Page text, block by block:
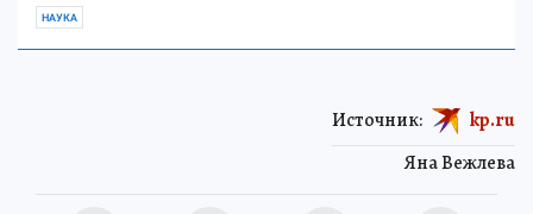
НАУКА
Яна Вежлева
Источник: kp.ru